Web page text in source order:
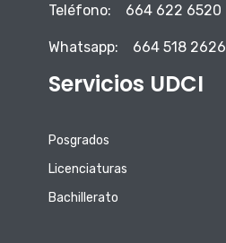
Teléfono: 664 622 6520
Whatsapp: 664 518 2626
Servicios UDCI
Posgrados
Licenciaturas
Bachillerato